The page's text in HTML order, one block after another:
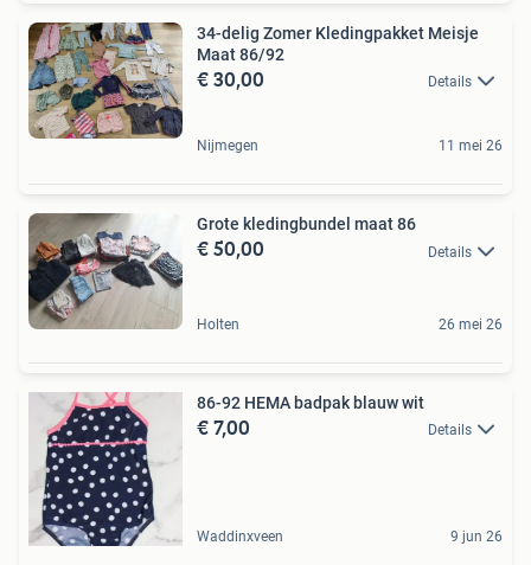
34-delig Zomer Kledingpakket Meisje
Maat 86/92
€ 30,00 Details
Nijmegen 11 mei 26
Grote kledingbundel maat 86
€ 50,00 Details
Holten 26 mei 26
86-92 HEMA badpak blauw wit
€ 7,00 Details
Waddinxveen 9 jun 26